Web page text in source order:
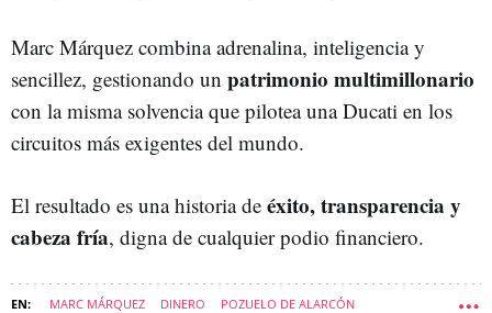
Marc Márquez combina adrenalina, inteligencia y
sencillez, gestionando un patrimonio multimillonario
con la misma solvencia que pilotea una Ducati en los
circuitos más exigentes del mundo.
El resultado es una historia de éxito, transparencia y
cabeza fría, digna de cualquier podio financiero.
MARC MÁRQUEZ DINERO POZUELO DE ALARCÓN